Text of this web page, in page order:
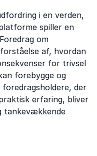
i en verden,
spiller en
om
af, hvordan
for trivsel
forebygge og
foredragsholdere, der
erfaring, bliver
tankevækkende